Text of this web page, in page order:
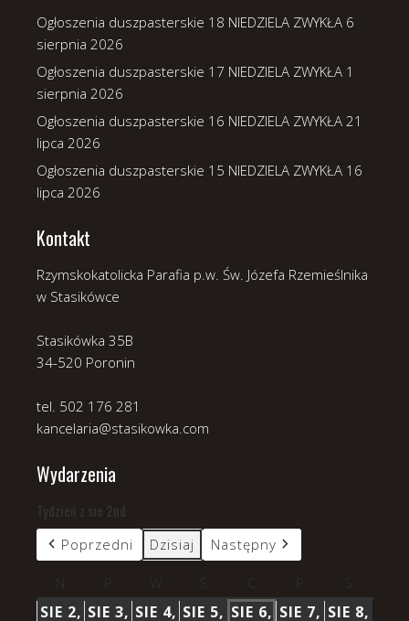
Ogłoszenia duszpasterskie 18 NIEDZIELA ZWYKŁA 6
sierpnia 2026
Ogłoszenia duszpasterskie 17 NIEDZIELA ZWYKŁA 1
sierpnia 2026
Ogłoszenia duszpasterskie 16 NIEDZIELA ZWYKŁA 21
lipca 2026
Ogłoszenia duszpasterskie 15 NIEDZIELA ZWYKŁA 16
lipca 2026
Kontakt
Rzymskokatolicka Parafia p.w. Św. Józefa Rzemieślnika
w Stasikówce
Stasikówka 35B
34-520 Poronin
tel. 502 176 281
kancelaria@stasikowka.com
Wydarzenia
Tydzień z sie 2nd
Poprzedni Dzisiaj Następny
SIE 2, SIE 3, SIE 4, SIE 5, SIE 6, SIE 7, SIE 8,